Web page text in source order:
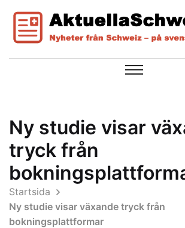
Ny studie visar
tryck från
Startsida
Ny studie visar växande tryck från
bokningsplattformar